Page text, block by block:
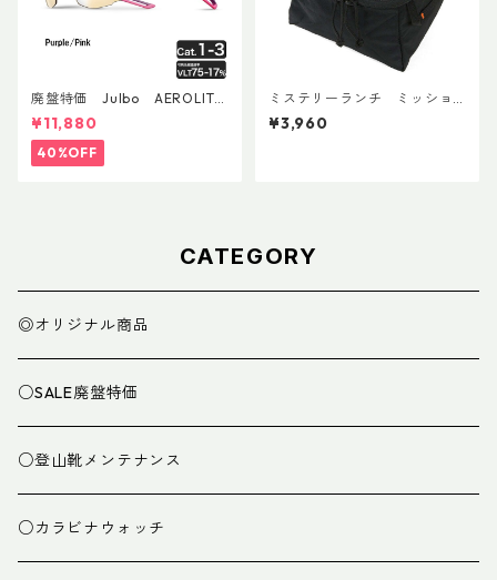
廃盤特価 Julbo AEROLITE
AsianFit
¥11,880
40%OFF
ミステリーランチ ミッショ
ンパッキングキューブ S ブラ
ック
¥3,960
CATEGORY
◎オリジナル商品
○SALE廃盤特価
○登山靴メンテナンス
○カラビナウォッチ